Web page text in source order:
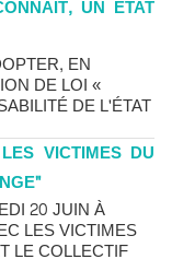
UN ÉTAT
EN
DE LOI «
DE L'ÉTAT
VICTIMES DU
20 JUIN À
LES VICTIMES
LE COLLECTIF